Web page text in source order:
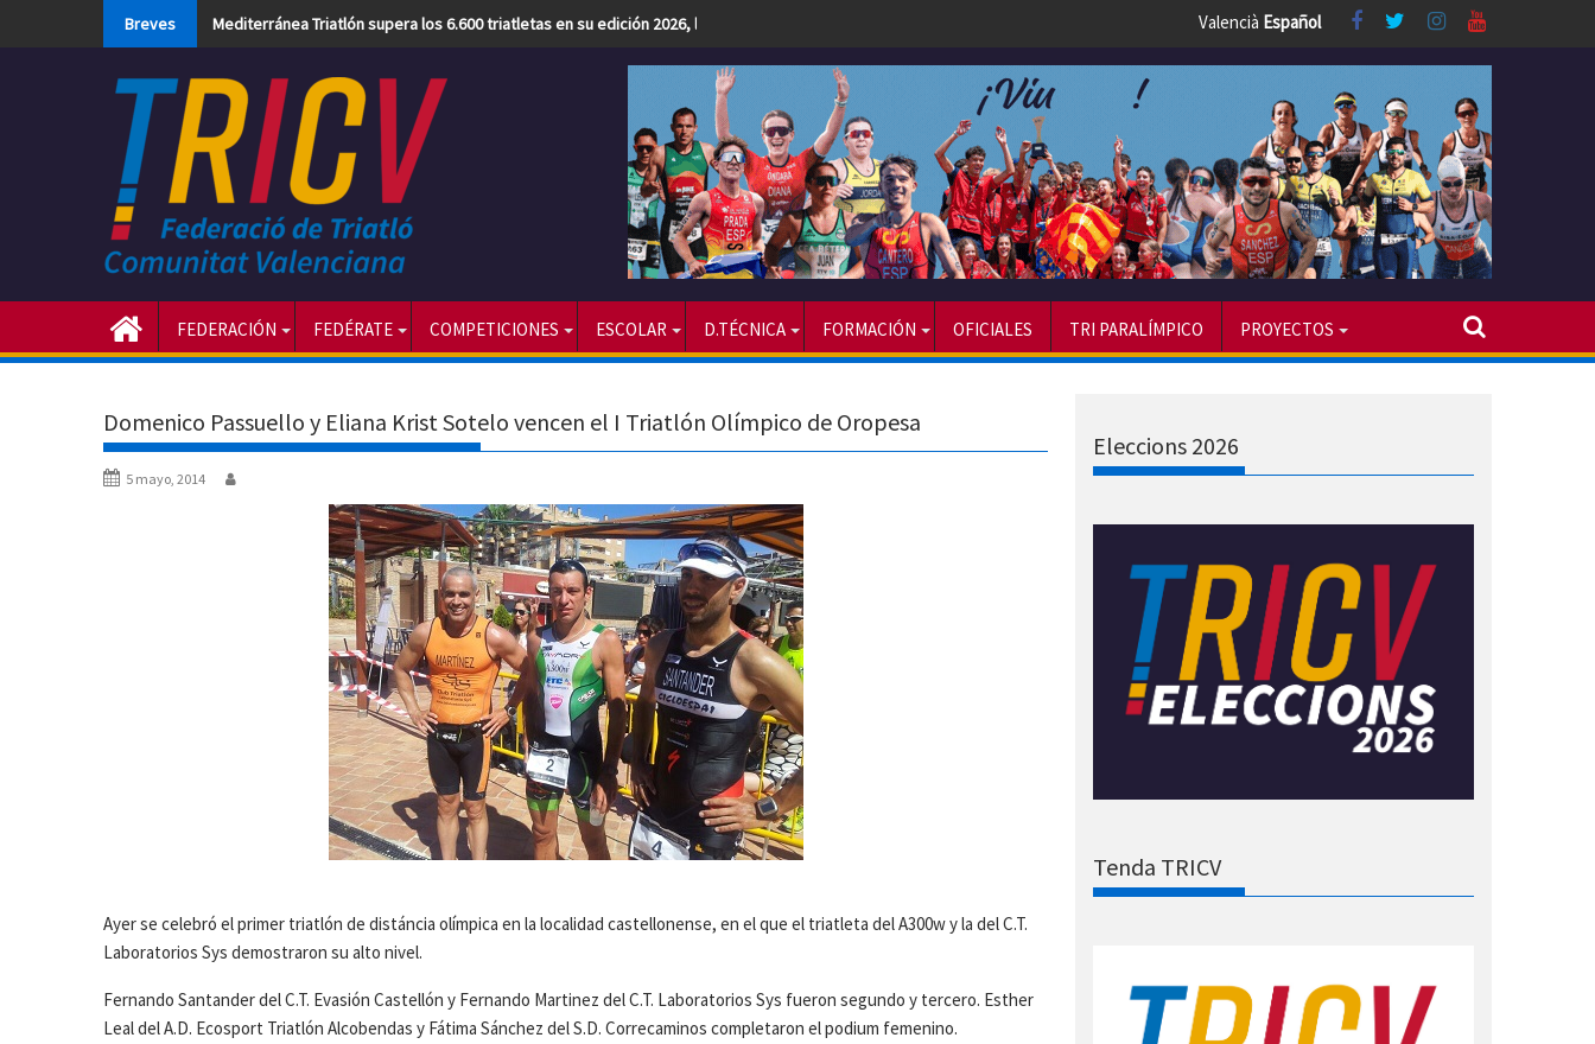
Breves Mediterránea Triatlón supera los 6.600 triatletas en su edición 2026, la más numerosa hasta la fecha Valencià Español
FEDERACIÓN FEDÉRATE COMPETICIONES ESCOLAR D.TÉCNICA FORMACIÓN OFICIALES TRI PARALÍMPICO PROYECTOS
Domenico Passuello y Eliana Krist Sotelo vencen el I Triatlón Olímpico de Oropesa
5 mayo, 2014
Ayer se celebró el primer triatlón de distáncia olímpica en la localidad castellonense, en el que el triatleta del A300w y la del C.T.
Laboratorios Sys demostraron su alto nivel.
Fernando Santander del C.T. Evasión Castellón y Fernando Martinez del C.T. Laboratorios Sys fueron segundo y tercero. Esther
Leal del A.D. Ecosport Triatlón Alcobendas y Fátima Sánchez del S.D. Correcaminos completaron el podium femenino.
Eleccions 2026
Tenda TRICV